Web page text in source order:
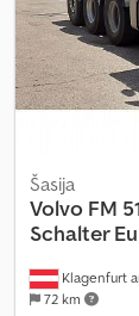
Klagenfurt
72 km
Šasija
Volvo FM
Schalter